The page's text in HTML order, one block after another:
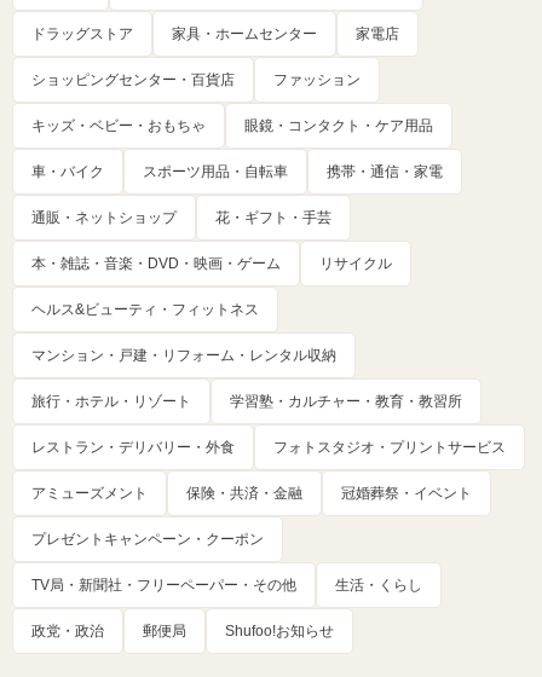
ドラッグストア 家具・ホームセンター 家電店
ショッピングセンター・百貨店 ファッション
キッズ・ベビー・おもちゃ 眼鏡・コンタクト・ケア用品
車・バイク スポーツ用品・自転車 携帯・通信・家電
通販・ネットショップ 花・ギフト・手芸
本・雑誌・音楽・DVD・映画・ゲーム リサイクル
ヘルス&ビューティ・フィットネス
マンション・戸建・リフォーム・レンタル収納
旅行・ホテル・リゾート 学習塾・カルチャー・教育・教習所
レストラン・デリバリー・外食 フォトスタジオ・プリントサービス
アミューズメント 保険・共済・金融 冠婚葬祭・イベント
プレゼントキャンペーン・クーポン
TV局・新聞社・フリーペーパー・その他 生活・くらし
政党・政治 郵便局 Shufoo!お知らせ